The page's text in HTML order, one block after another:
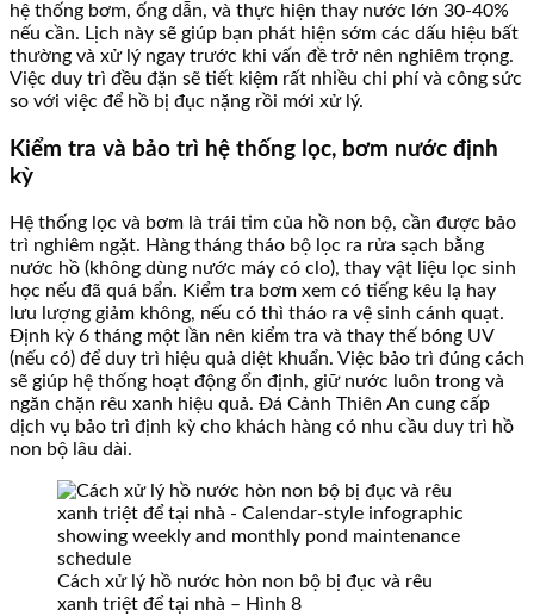
hệ thống bơm, ống dẫn, và thực hiện thay nước lớn 30-40%
nếu cần. Lịch này sẽ giúp bạn phát hiện sớm các dấu hiệu bất
thường và xử lý ngay trước khi vấn đề trở nên nghiêm trọng.
Việc duy trì đều đặn sẽ tiết kiệm rất nhiều chi phí và công sức
so với việc để hồ bị đục nặng rồi mới xử lý.
Kiểm tra và bảo trì hệ thống lọc, bơm nước định
kỳ
Hệ thống lọc và bơm là trái tim của hồ non bộ, cần được bảo
trì nghiêm ngặt. Hàng tháng tháo bộ lọc ra rửa sạch bằng
nước hồ (không dùng nước máy có clo), thay vật liệu lọc sinh
học nếu đã quá bẩn. Kiểm tra bơm xem có tiếng kêu lạ hay
lưu lượng giảm không, nếu có thì tháo ra vệ sinh cánh quạt.
Định kỳ 6 tháng một lần nên kiểm tra và thay thế bóng UV
(nếu có) để duy trì hiệu quả diệt khuẩn. Việc bảo trì đúng cách
sẽ giúp hệ thống hoạt động ổn định, giữ nước luôn trong và
ngăn chặn rêu xanh hiệu quả. Đá Cảnh Thiên An cung cấp
dịch vụ bảo trì định kỳ cho khách hàng có nhu cầu duy trì hồ
non bộ lâu dài.
Cách xử lý hồ nước hòn non bộ bị đục và rêu
xanh triệt để tại nhà – Hình 8